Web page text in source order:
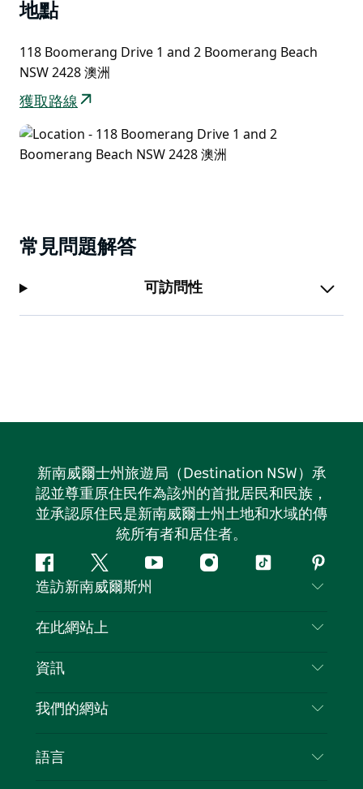
地點
118 Boomerang Drive 1 and 2 Boomerang Beach
NSW 2428 澳洲
獲取路線
常見問題解答
可訪問性
新南威爾士州旅遊局（Destination NSW）承
認並尊重原住民作為該州的首批居民和民族，
並承認原住民是新南威爾士州土地和水域的傳
統所有者和居住者。
Facebook嘰
嘰
喳
Youtube Instagram
抖
造訪新南威爾斯州
聯絡我們
隱私
Cookie 通知
在此網站上
目的地
新南威爾斯州公路旅行
活動
資訊
旅行資訊
新南威爾斯的商業
我們的網站
語言